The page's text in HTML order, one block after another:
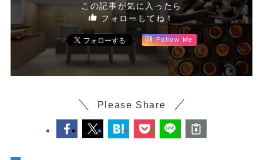
この記事が気に入ったら
フォローしてね！
Follow Me
Please Share